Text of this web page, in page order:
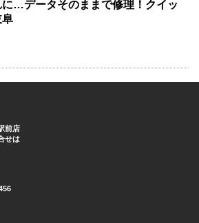
に…データそのままで修理！クイッ
阜
前店
せは